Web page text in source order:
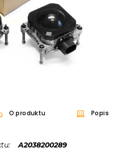
O produktu Popis
A2038200289